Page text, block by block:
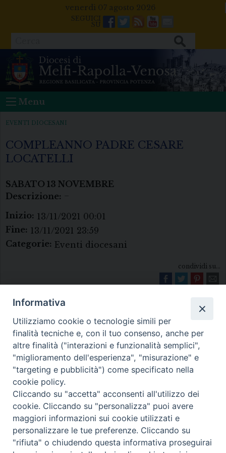
venerdì 07 agosto 2026
Facebook
Twitter
FeedsYoutube
Mail
Menu
EVENTI DIOCESANI
COMPLEANNO PADRE CESARE
LOCATELLI
SABATO 13 NOVEMBRE
Descrizione: –
Inizio: 13/11/2021 00:01
Fine: 13/11/2021 23:59
Categorie: Eventi diocesani
condividi su...
Diocesi di Melfi Rapolla Venosa
• Largo Duomo, 12 - 85025 MELFI (PZ) •
Tel. 0972238604
PEC ufficiale della Diocesi:
diocesi.melfi_rapolla_venosa@legalmail.it
Informativa
Utilizziamo cookie o tecnologie simili per
finalità tecniche e, con il tuo consenso, anche per
altre finalità ("interazioni e funzionalità semplici",
"miglioramento dell'esperienza", "misurazione" e
"targeting e pubblicità") come specificato nella
cookie policy.
Cliccando su "accetta" acconsenti all'utilizzo dei
cookie. Cliccando su "personalizza" puoi avere
maggiori informazioni sui cookie utilizzati e
personalizzare le tue preferenze. Cliccando su
"rifiuta" o chiudendo questa informativa proseguirai